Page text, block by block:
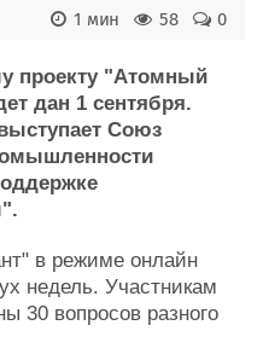
объявлений
флота
0
58
1 мин
проекту "Атомный
дан 1 сентября.
Союз
в режиме онлайн
недель. Участникам
30 вопросов разного